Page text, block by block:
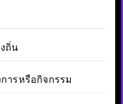
ถิ่น
ารหรือกิจกรรม